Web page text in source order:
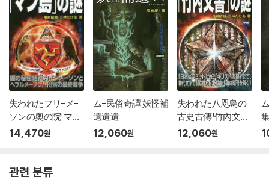
失われたフリ-メ-
ソンの奧の院「マン
島」
14,470원
ム-民俗奇譚 妖怪補
遺遺遺
12,060원
失われた八咫烏の
古史古傳「竹內文書」
の謎
12,060원
관련 분류